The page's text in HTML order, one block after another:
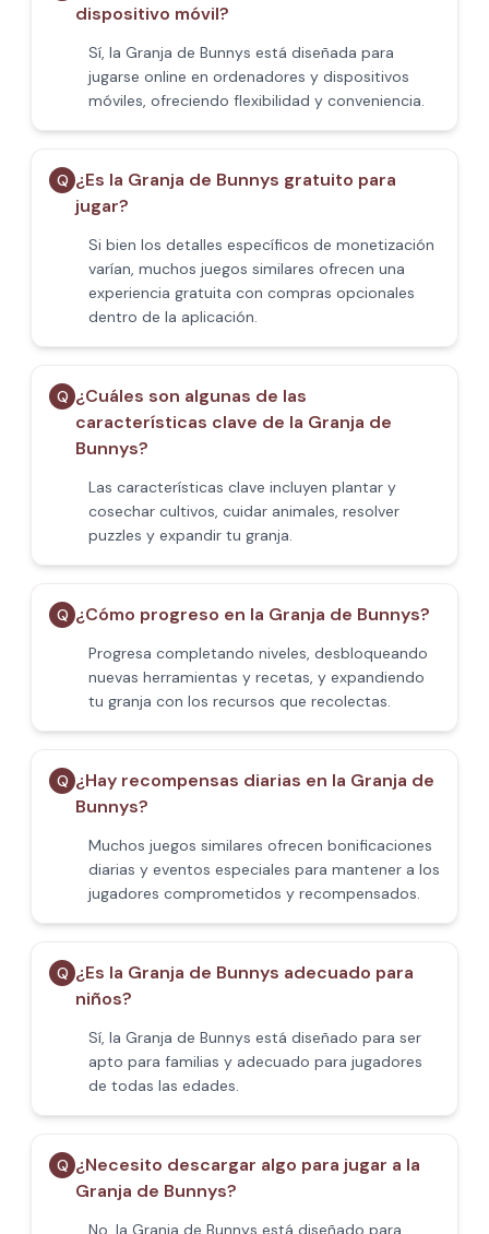
dispositivo móvil?
Sí, la Granja de Bunnys está diseñada para
jugarse online en ordenadores y dispositivos
móviles, ofreciendo flexibilidad y conveniencia.
Q ¿Es la Granja de Bunnys gratuito para
jugar?
Si bien los detalles específicos de monetización
varían, muchos juegos similares ofrecen una
experiencia gratuita con compras opcionales
dentro de la aplicación.
Q ¿Cuáles son algunas de las
características clave de la Granja de
Bunnys?
Las características clave incluyen plantar y
cosechar cultivos, cuidar animales, resolver
puzzles y expandir tu granja.
Q ¿Cómo progreso en la Granja de Bunnys?
Progresa completando niveles, desbloqueando
nuevas herramientas y recetas, y expandiendo
tu granja con los recursos que recolectas.
Q ¿Hay recompensas diarias en la Granja de
Bunnys?
Muchos juegos similares ofrecen bonificaciones
diarias y eventos especiales para mantener a los
jugadores comprometidos y recompensados.
Q ¿Es la Granja de Bunnys adecuado para
niños?
Sí, la Granja de Bunnys está diseñado para ser
apto para familias y adecuado para jugadores
de todas las edades.
Q ¿Necesito descargar algo para jugar a la
Granja de Bunnys?
No, la Granja de Bunnys está diseñado para